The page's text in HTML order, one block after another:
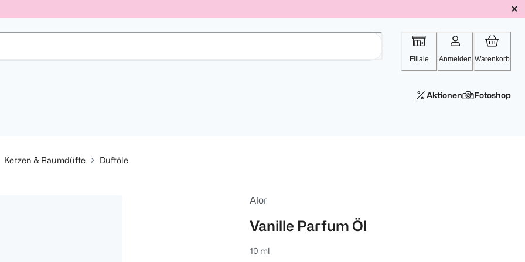
Filiale Anmelden Warenkorb
Aktionen Fotoshop
Kerzen & Raumdüfte Duftöle
Alor
Vanille Parfum Öl
10 ml